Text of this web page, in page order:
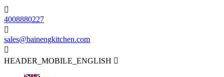

4008880227

sales@bainengkitchen.com

HEADER_MOBILE_ENGLISH 